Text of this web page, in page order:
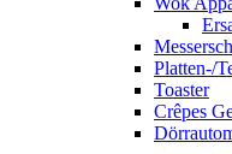
Platten-/
Toaster
Crêpes